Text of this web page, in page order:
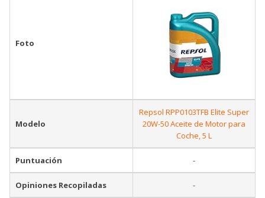
Foto
Modelo
Repsol RPP0103TFB Elite Super
20W-50 Aceite de Motor para
Coche, 5 L
Puntuación -
Opiniones Recopiladas -